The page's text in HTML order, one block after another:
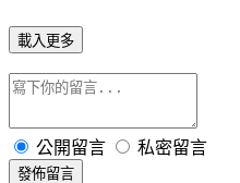
載入更多
公開留言 私密留言
發佈留言